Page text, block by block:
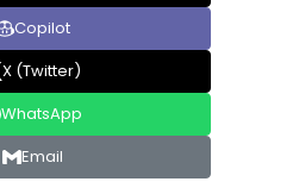
Copilot
X (Twitter)
WhatsApp
Email